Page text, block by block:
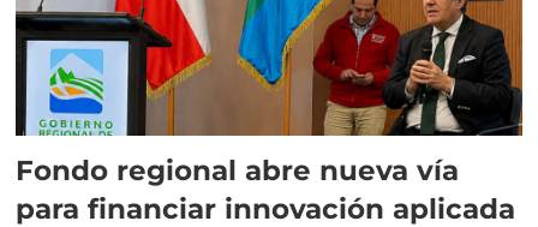
Fondo regional abre nueva vía
para financiar innovación aplicada